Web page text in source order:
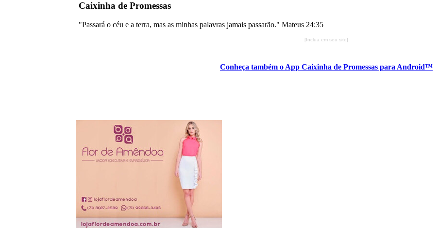
Caixinha de Promessas
"Passará o céu e a terra, mas as minhas palavras jamais passarão." Mateus 24:35
[Inclua em seu site]
Conheça também o App Caixinha de Promessas para Android™